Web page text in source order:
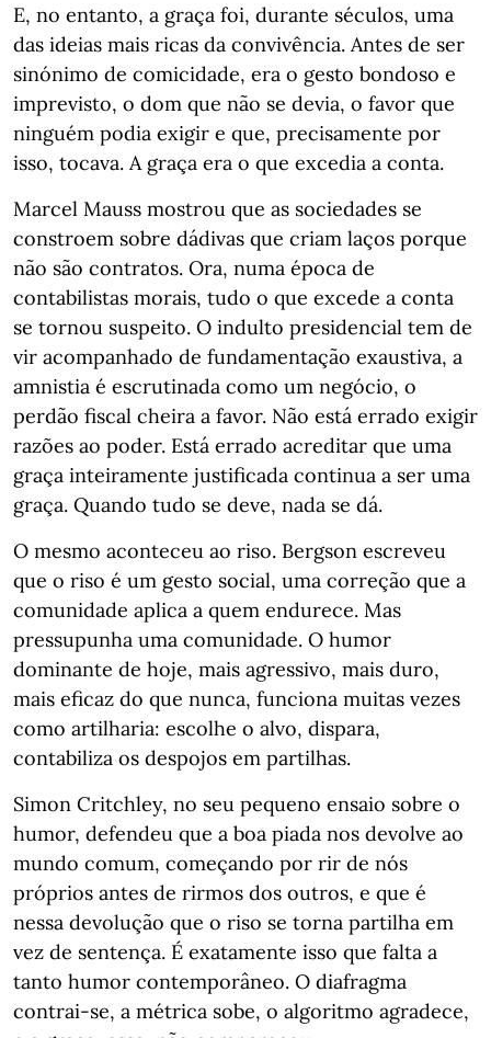
E, no entanto, a graça foi, durante séculos, uma
das ideias mais ricas da convivência. Antes de ser
sinónimo de comicidade, era o gesto bondoso e
imprevisto, o dom que não se devia, o favor que
ninguém podia exigir e que, precisamente por
isso, tocava. A graça era o que excedia a conta.
Marcel Mauss mostrou que as sociedades se
constroem sobre dádivas que criam laços porque
não são contratos. Ora, numa época de
contabilistas morais, tudo o que excede a conta
se tornou suspeito. O indulto presidencial tem de
vir acompanhado de fundamentação exaustiva, a
amnistia é escrutinada como um negócio, o
perdão fiscal cheira a favor. Não está errado exigir
razões ao poder. Está errado acreditar que uma
graça inteiramente justificada continua a ser uma
graça. Quando tudo se deve, nada se dá.
O mesmo aconteceu ao riso. Bergson escreveu
que o riso é um gesto social, uma correção que a
comunidade aplica a quem endurece. Mas
pressupunha uma comunidade. O humor
dominante de hoje, mais agressivo, mais duro,
mais eficaz do que nunca, funciona muitas vezes
como artilharia: escolhe o alvo, dispara,
contabiliza os despojos em partilhas.
Simon Critchley, no seu pequeno ensaio sobre o
humor, defendeu que a boa piada nos devolve ao
mundo comum, começando por rir de nós
próprios antes de rirmos dos outros, e que é
nessa devolução que o riso se torna partilha em
vez de sentença. É exatamente isso que falta a
tanto humor contemporâneo. O diafragma
contrai-se, a métrica sobe, o algoritmo agradece,